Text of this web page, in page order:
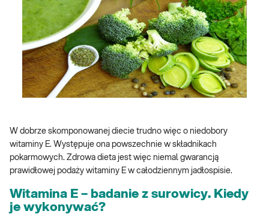
W dobrze skomponowanej diecie trudno więc o niedobory
witaminy E. Występuje ona powszechnie w składnikach
pokarmowych. Zdrowa dieta jest więc niemal gwarancją
prawidłowej podaży witaminy E w całodziennym jadłospisie.
Witamina E – badanie z surowicy. Kiedy
je wykonywać?